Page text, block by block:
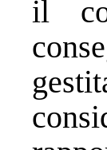
il